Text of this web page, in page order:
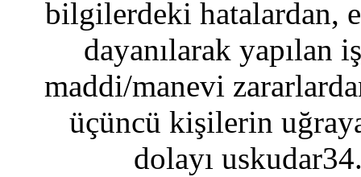
bilgilerdeki hatalardan,
dayanılarak yapılan
maddi/manevi
üçüncü kişilerin
dolayı